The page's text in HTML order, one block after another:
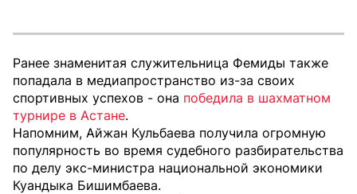
Ранее знаменитая служительница Фемиды также
попадала в медиапространство из-за своих
спортивных успехов - она победила в шахматном
турнире в Астане.
Напомним, Айжан Кульбаева получила огромную
популярность во время судебного разбирательства
по делу экс-министра национальной экономики
Куандыка Бишимбаева.